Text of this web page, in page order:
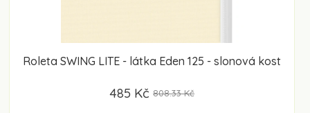
Roleta SWING LITE - látka Eden 125 - slonová kost
485 Kč 808.33 Kč